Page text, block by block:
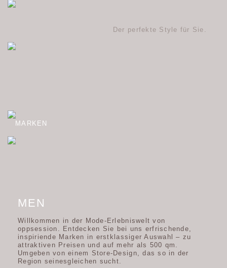
Der perfekte Style für Sie.
MARKEN
Einzigartige Mode für Ihn.
MEN
Willkommen in der Mode-Erlebniswelt von
oppsession. Entdecken Sie bei uns erfrischende,
inspiriende Marken in erstklassiger Auswahl – zu
attraktiven Preisen und auf mehr als 500 qm.
Umgeben von einem Store-Design, das so in der
Region seinesgleichen sucht.